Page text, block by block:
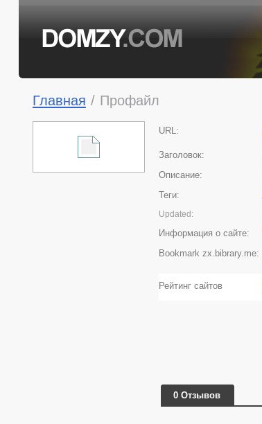
Главная / Профайл
URL:
Заголовок:
Описание:
Теги:
Updated:
Информация о сайте:
Bookmark zx.bibrary.me:
Рейтинг сайтов
0 Отзывов